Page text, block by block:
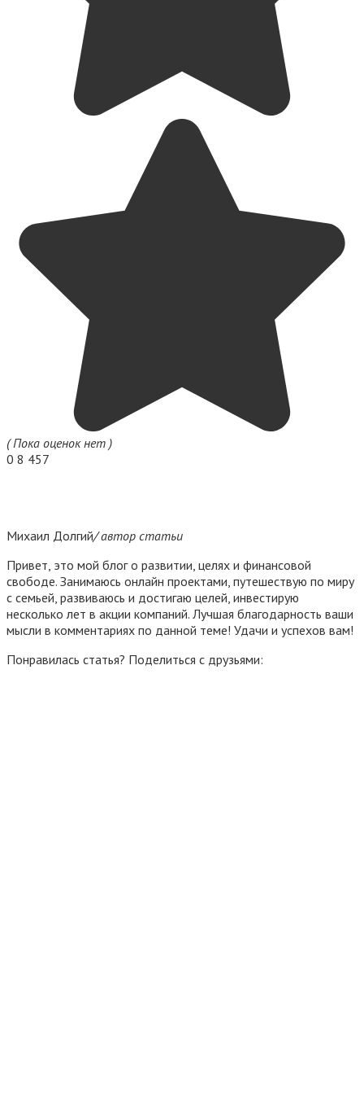
( Пока оценок нет )
0 8 457
Михаил Долгий/ автор статьи
Привет, это мой блог о развитии, целях и финансовой
свободе. Занимаюсь онлайн проектами, путешествую по миру
с семьей, развиваюсь и достигаю целей, инвестирую
несколько лет в акции компаний. Лучшая благодарность ваши
мысли в комментариях по данной теме! Удачи и успехов вам!
Понравилась статья? Поделиться с друзьями: